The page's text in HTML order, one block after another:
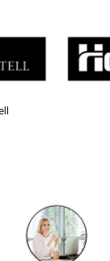
muncii